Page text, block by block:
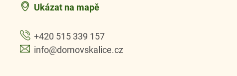
Ukázat na mapě
+420 515 339 157
info@domovskalice.cz